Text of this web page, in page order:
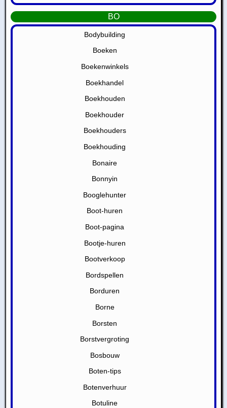
BO
Bodybuilding
Boeken
Boekenwinkels
Boekhandel
Boekhouden
Boekhouder
Boekhouders
Boekhouding
Bonaire
Bonnyin
Booglehunter
Boot-huren
Boot-pagina
Bootje-huren
Bootverkoop
Bordspellen
Borduren
Borne
Borsten
Borstvergroting
Bosbouw
Boten-tips
Botenverhuur
Botuline